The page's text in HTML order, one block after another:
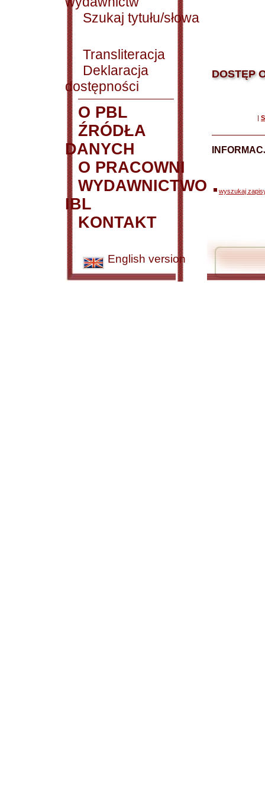
Szukaj tytułu/słowa
Transliteracja
Deklaracja
dostępności
O PBL
ŹRÓDŁA
DANYCH
O PRACOWNI
WYDAWNICTWO
IBL
KONTAKT
English version
DOSTĘP
|
wyszukaj